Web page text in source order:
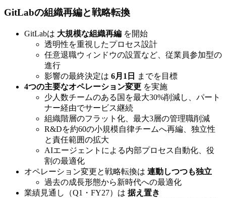
GitLabの組織再編と戦略転換
GitLabは 大規模な組織再編 を開始
透明性を重視したプロセス設計
任意退職ウィンドウの設置など、従業員参加型の
進行
影響の最終決定は 6月1日
までを目標
4つの主要なオペレーション変更 を実施
少人数チームのある国を最大30%削減し、パート
ナー経由でサービス継続
組織階層のフラット化、最大3層の管理職削減
R&Dを約60の小規模自律チームへ再編、独立性
と責任範囲の拡大
AIエージェントによる内部プロセス自動化、役
割の最適化
オペレーション変更と戦略転換は 連動しつつも独立
過去の成長形態から新時代への最適化
業績見通し（Q1・FY27）は 据え置き